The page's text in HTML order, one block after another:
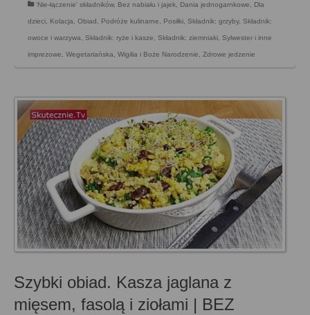
'Nie-łączenie' składników, Bez nabiału i jajek Dania jednogarnkowe Dla
dzieci Kolacja Obiad Podróże kulinarne Posiłki Składnik: grzyby, Składnik:
owoce i warzywa Składnik: ryże i kasze Składnik: ziemniaki Sylwester i inne
imprezowe Wegetariańska Wigilia i Boże Narodzenie Zdrowe jedzenie
Szybki obiad. Kasza jaglana z
mięsem, fasolą i ziołami | BEZ